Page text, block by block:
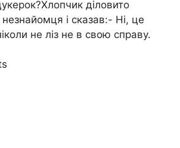
діловито
і сказав:- Ні, це
не ліз не в свою справу.